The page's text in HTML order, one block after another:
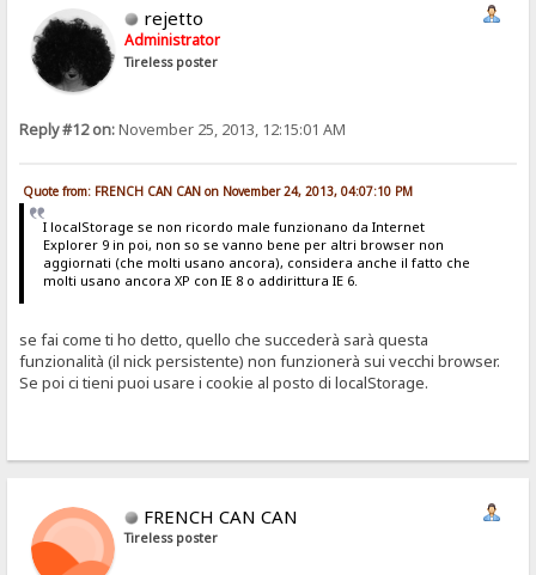
rejetto
Administrator
Tireless poster
Reply #12 on:November 25, 2013, 12:15:01 AM
Quote from: FRENCH CAN CAN on November 24, 2013, 04:07:10 PM
I localStorage se non ricordo male funzionano da Internet
Explorer 9 in poi, non so se vanno bene per altri browser non
aggiornati (che molti usano ancora), considera anche il fatto che
molti usano ancora XP con IE 8 o addirittura IE 6.
se fai come ti ho detto, quello che succederà sarà questa
funzionalità (il nick persistente) non funzionerà sui vecchi browser.
Se poi ci tieni puoi usare i cookie al posto di localStorage.
FRENCH CAN CAN
Tireless poster